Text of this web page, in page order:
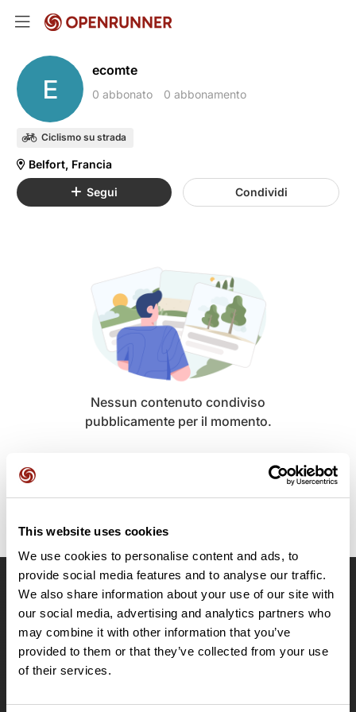
This website uses cookies
We use cookies to personalise content and ads, to
provide social media features and to analyse our traffic.
We also share information about your use of our site with
our social media, advertising and analytics partners who
may combine it with other information that you’ve
provided to them or that they’ve collected from your use
of their services.
E
ecomte
0 abbonato 0 abbonamento
Ciclismo su strada
Belfort, Francia
Segui Condividi
Nessun contenuto condiviso
pubblicamente per il momento.
OpenRunner
Team
Lavora con noi
Riguardo a
Le Mag'